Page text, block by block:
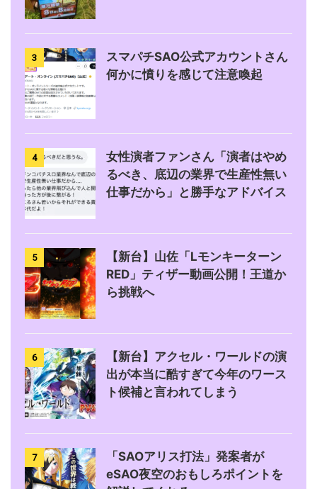
3
スマパチSAO公式アカウントさん
何かに憤りを感じて注意喚起
4
女性演者ファンさん「演者はやめ
るべき、底辺の業界で生産性無い
仕事だから」と勝手なアドバイス
5
【新台】山佐「Lモンキーターン
RED」ティザー動画公開！王道か
ら挑戦へ
6
【新台】アクセル・ワールドの演
出が本当に酷すぎて今年のワース
ト候補と言われてしまう
7
「SAOアリス打法」発案者が
eSAO夜空のおもしろポイントを